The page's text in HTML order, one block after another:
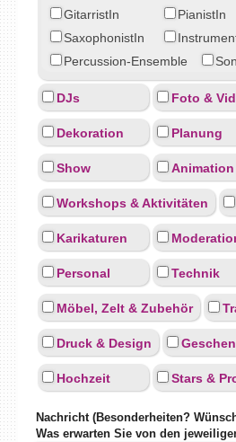
GitarristIn
PianistIn
SaxophonistIn
Percussion-Ensemble
DJs Foto &
Dekoration Planung
Show
Workshops & Aktivitäten
Karikaturen
Personal Technik
Möbel, Zelt & Zubehör
Druck & Design
Hochzeit Stars &
Nachricht (Besonderheiten?
Was erwarten Sie von den